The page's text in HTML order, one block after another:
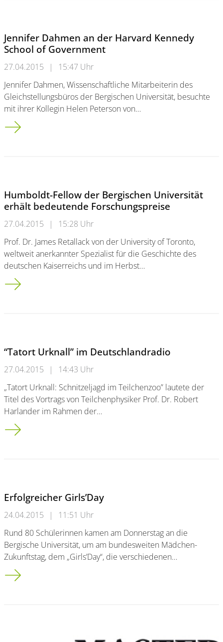
Jennifer Dahmen an der Harvard Kennedy
School of Government
27.04.2015 |
15:47 Uhr
Jennifer Dahmen, Wissenschaftliche Mitarbeiterin des
Gleichstellungsbüros der Bergischen Universität, besuchte
mit ihrer Kollegin Helen Peterson von…
Jennifer Dahmen an der Harvard Kennedy School of
Humboldt-Fellow der Bergischen Universität
erhält bedeutende Forschungspreise
27.04.2015 |
15:28 Uhr
Prof. Dr. James Retallack von der University of Toronto,
weltweit anerkannter Spezialist für die Geschichte des
deutschen Kaiserreichs und im Herbst…
Humboldt-Fellow der Bergischen Universität erhält
“Tatort Urknall” im Deutschlandradio
27.04.2015 |
14:43 Uhr
„Tatort Urknall: Schnitzeljagd im Teilchenzoo” lautete der
Titel des Vortrags von Teilchenphysiker Prof. Dr. Robert
Harlander im Rahmen der…
“Tatort Urknall” im Deutschlandradio
Erfolgreicher Girls’Day
24.04.2015 |
11:51 Uhr
Rund 80 Schülerinnen kamen am Donnerstag an die
Bergische Universität, um am bundesweiten Mädchen-
Zukunftstag, dem „Girls’Day“, die verschiedenen…
Erfolgreicher Girls’Day